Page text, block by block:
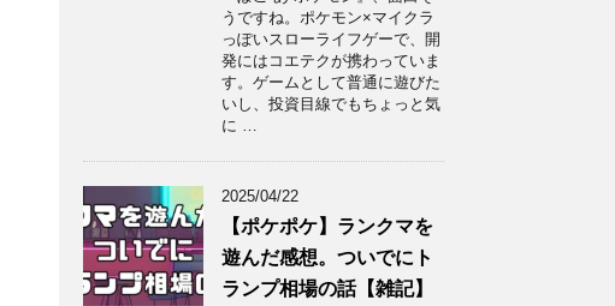
うですね。ポケモン×マイクラ
っぽいスローライフゲーで、開
発にはコエテクが携わっていま
す。ゲームとして普通に遊びた
いし、投資目線でもちょっと気
に …
2025/04/22
【ポケポケ】ランクマを
遊んだ感想。ついでにト
ランプ相場の話【雑記】